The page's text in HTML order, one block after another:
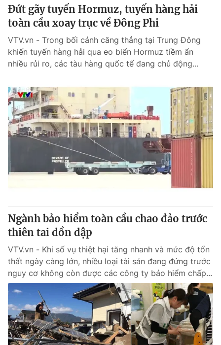
Đứt gãy tuyến Hormuz, tuyến hàng hải
toàn cầu xoay trục về Đông Phi
VTV.vn - Trong bối cảnh căng thẳng tại Trung Đông
khiến tuyến hàng hải qua eo biển Hormuz tiềm ẩn
nhiều rủi ro, các tàu hàng quốc tế đang chủ động...
Ngành bảo hiểm toàn cầu chao đảo trước
thiên tai dồn dập
VTV.vn - Khi số vụ thiệt hại tăng nhanh và mức độ tổn
thất ngày càng lớn, nhiều loại tài sản đang đứng trước
nguy cơ không còn được các công ty bảo hiểm chấp...